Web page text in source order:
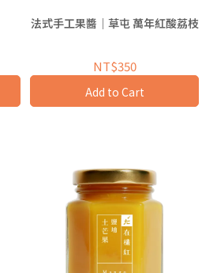
法式手工果醬｜草屯 萬年紅酸荔枝
NT$350
Add to Cart